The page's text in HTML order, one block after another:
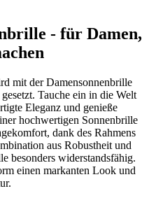
- für Damen,
mit der Damensonnenbrille
Tauche ein in die Welt
Eleganz und genieße
hochwertigen Sonnenbrille
dank des Rahmens
aus Robustheit und
besonders widerstandsfähig.
einen markanten Look und